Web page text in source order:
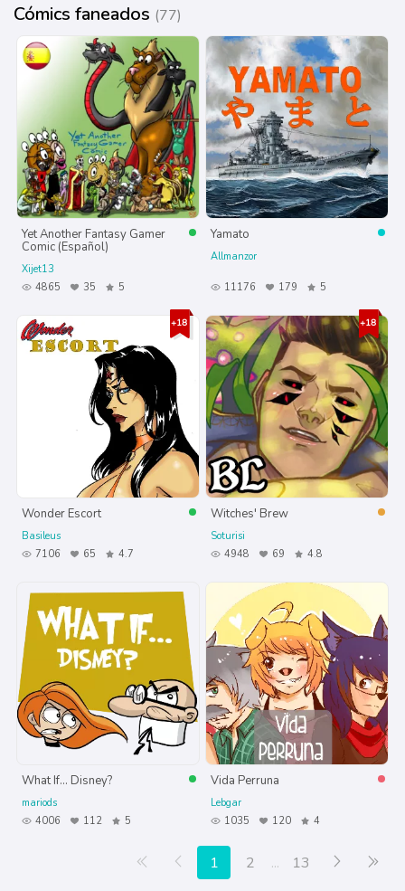
Cómics faneados (77)
Yet Another Fantasy Gamer
Comic (Español)
Xijet13
4865
35 5
Yamato
Allmanzor
11176 179 5
Wonder Escort
Basileus
7106
65 4.7
Witches' Brew
Soturisi
4948
69 4.8
What If... Disney?
mariods
4006
112 5
Vida Perruna
Lebgar
1035
120 4
Primera página
Anterior
1 2 ... 13 Siguiente